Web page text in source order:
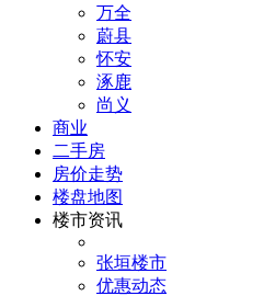
万全
蔚县
怀安
涿鹿
尚义
商业
二手房
房价走势
楼盘地图
楼市资讯
张垣楼市
优惠动态